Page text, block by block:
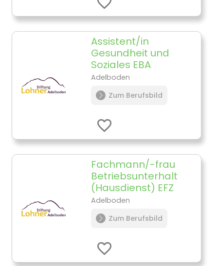
Assistent/in
Gesundheit und
Soziales EBA
Adelboden
Zum Berufsbild
Fachmann/-frau
Betriebsunterhalt
(Hausdienst) EFZ
Adelboden
Zum Berufsbild